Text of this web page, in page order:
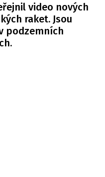
video nových
raket. Jsou
podzemních